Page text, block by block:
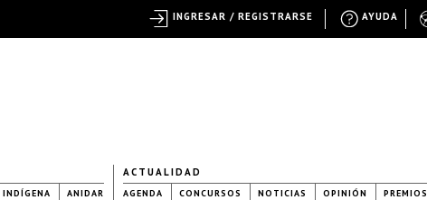
INDÍGENA ANIDAR
ACTUALIDAD
AGENDA CONCURSOS NOTICIAS OPINIÓN PREMIOS
AYUDA
INGRESAR / REGISTRARSE